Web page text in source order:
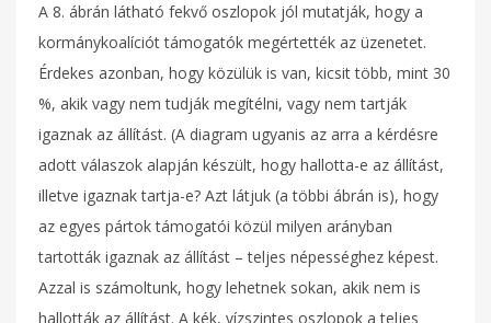
A 8. ábrán látható fekvő oszlopok jól mutatják, hogy a
kormánykoalíciót támogatók megértették az üzenetet.
Érdekes azonban, hogy közülük is van, kicsit több, mint 30
%, akik vagy nem tudják megítélni, vagy nem tartják
igaznak az állítást. (A diagram ugyanis az arra a kérdésre
adott válaszok alapján készült, hogy hallotta-e az állítást,
illetve igaznak tartja-e? Azt látjuk (a többi ábrán is), hogy
az egyes pártok támogatói közül milyen arányban
tartották igaznak az állítást – teljes népességhez képest.
Azzal is számoltunk, hogy lehetnek sokan, akik nem is
hallották az állítást. A kék, vízszintes oszlopok a teljes